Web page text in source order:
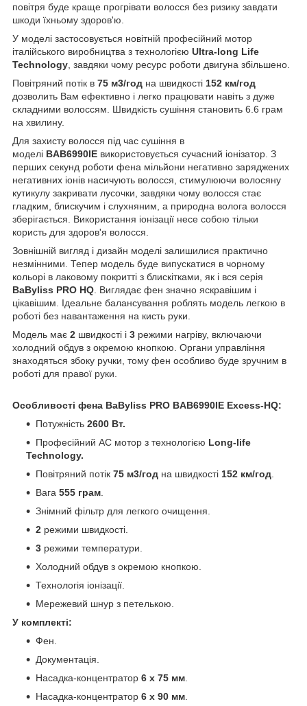
повітря буде краще прогрівати волосся без ризику завдати
шкоди їхньому здоров'ю.
У моделі застосовується новітній професійний мотор
італійського виробництва з технологією Ultra-long Life
Technology , завдяки чому ресурс роботи двигуна збільшено.
Повітряний потік в 75 м3/год на швидкості 152 км/год
дозволить Вам ефективно і легко працювати навіть з дуже
складними волоссям. Швидкість сушіння становить 6.6 грам
на хвилину.
Для захисту волосся під час сушіння в
моделі BAB6990IE використовується сучасний іонізатор. З
перших секунд роботи фена мільйони негативно заряджених
негативних іонів насичують волосся, стимулюючи волосяну
кутикулу закривати лусочки, завдяки чому волосся стає
гладким, блискучим і слухняним, а природна волога волосся
зберігається. Використання іонізації несе собою тільки
користь для здоров'я волосся.
Зовнішній вигляд і дизайн моделі залишилися практично
незмінними. Тепер модель буде випускатися в чорному
кольорі в лаковому покритті з блискітками, як і вся серія
BaByliss PRO HQ . Виглядає фен значно яскравішим і
цікавішим. Ідеальне балансування роблять модель легкою в
роботі без навантаження на кисть руки.
Модель має 2 швидкості і 3 режими нагріву, включаючи
холодний обдув з окремою кнопкою. Органи управління
знаходяться збоку ручки, тому фен особливо буде зручним в
роботі для правої руки.
Особливості фена BaByliss PRO BAB6990IE Excess-HQ:
Потужність 2600 Вт.
Професійний AC мотор з технологією Long-life
Technology.
Повітряний потік 75 м3/год на швидкості 152 км/год
Вага 555 грам
Знімний фільтр для легкого очищення.
2 режими швидкості.
3 режими температури.
Холодний обдув з окремою кнопкою.
Технологія іонізації.
Мережевий шнур з петелькою.
У комплекті:
Фен.
Документація.
Насадка-концентратор 6 x 75 мм
Насадка-концентратор 6 x 90 мм